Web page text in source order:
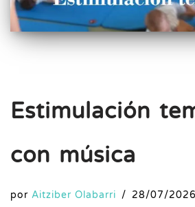
Estimulación
con música
por Aitziber Olabarri 28/07/2026